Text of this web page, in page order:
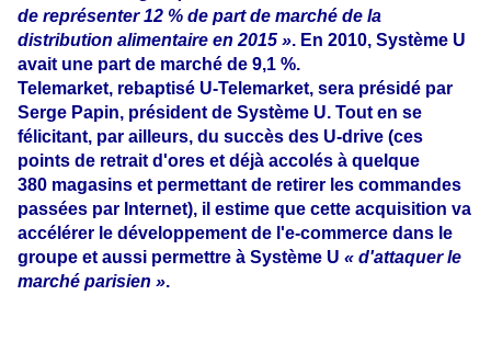
de représenter 12 % de part de marché de la
distribution alimentaire en 2015 ». En 2010, Système U
avait une part de marché de 9,1 %.
Telemarket, rebaptisé U-Telemarket, sera présidé par
Serge Papin, président de Système U. Tout en se
félicitant, par ailleurs, du succès des U-drive (ces
points de retrait d'ores et déjà accolés à quelque
380 magasins et permettant de retirer les commandes
passées par Internet), il estime que cette acquisition va
accélérer le développement de l'e-commerce dans le
groupe et aussi permettre à Système U « d'attaquer le
marché parisien ».